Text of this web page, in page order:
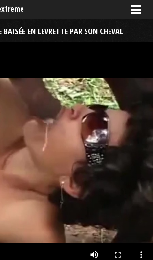
BAISÉE EN LEVRETTE PAR SON CHEVAL